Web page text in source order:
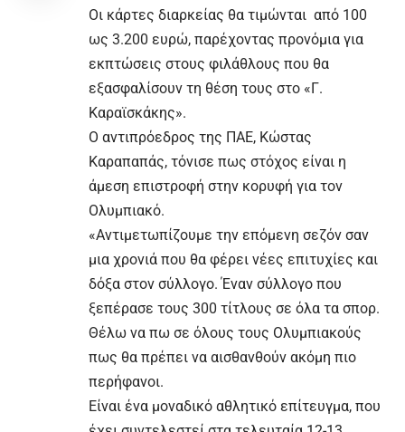
Οι κάρτες διαρκείας θα τιμώνται από 100
ως 3.200 ευρώ, παρέχοντας προνόμια για
εκπτώσεις στους φιλάθλους που θα
εξασφαλίσουν τη θέση τους στο «Γ.
Καραϊσκάκης».
Ο αντιπρόεδρος της ΠΑΕ, Κώστας
Καραπαπάς, τόνισε πως στόχος είναι η
άμεση επιστροφή στην κορυφή για τον
Ολυμπιακό.
«Αντιμετωπίζουμε την επόμενη σεζόν σαν
μια χρονιά που θα φέρει νέες επιτυχίες και
δόξα στον σύλλογο. Έναν σύλλογο που
ξεπέρασε τους 300 τίτλους σε όλα τα σπορ.
Θέλω να πω σε όλους τους Ολυμπιακούς
πως θα πρέπει να αισθανθούν ακόμη πιο
περήφανοι.
Είναι ένα μοναδικό αθλητικό επίτευγμα, που